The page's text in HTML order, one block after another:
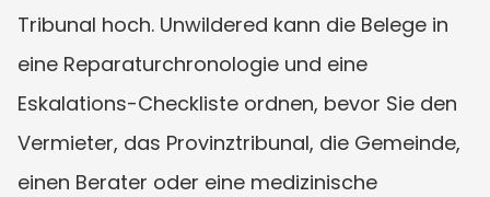
Tribunal hoch. Unwildered kann die Belege in
eine Reparaturchronologie und eine
Eskalations-Checkliste ordnen, bevor Sie den
Vermieter, das Provinztribunal, die Gemeinde,
einen Berater oder eine medizinische